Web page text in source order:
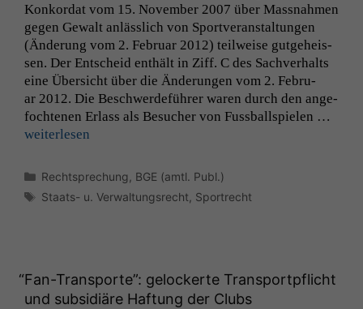
Konko­r­dat vom 15. Novem­ber 2007 über Mass­nah­men
gegen Gewalt anlässlich von Sportver­anstal­tun­gen
(Änderung vom 2. Feb­ru­ar 2012) teil­weise gut­ge­heis­
sen. Der Entscheid enthält in Ziff. C des Sachver­halts
eine Über­sicht über die Änderun­gen vom 2. Feb­ru­
ar 2012. Die Beschw­erde­führer waren durch den ange­
focht­e­nen Erlass als Besuch­er von Fuss­ball­spie­len …
weit­er­lesen
Kategorien
Rechtsprechung BGE (amtl. Publ.)
Schlagwörter
Staats- u. Verwaltungsrecht Sportrecht
“Fan-Transporte”: gelockerte Transportpflicht
und subsidiäre Haftung der Clubs
Notwendige
Cookies
nicht
optional, es
braucht sie,
werden kann.